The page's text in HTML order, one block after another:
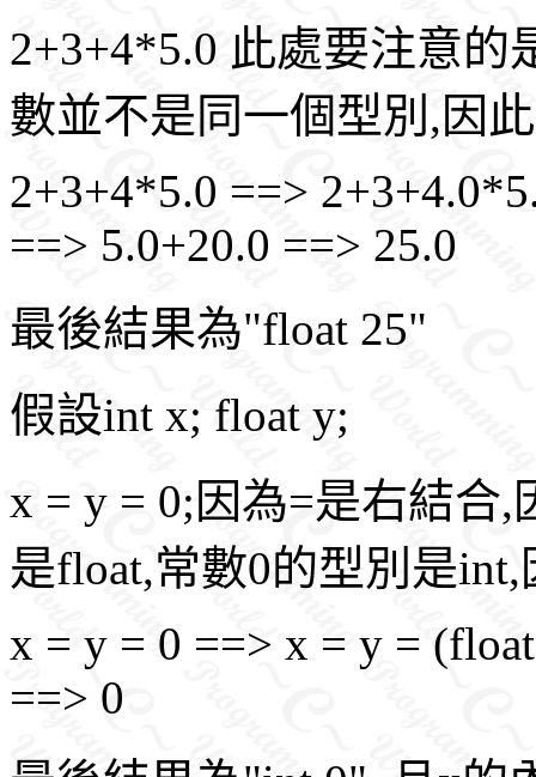
2+3+4*5.0 此處要注意的
數並不是同一個型別,因
2+3+4*5.0 ==>
==> 5.0+20.0 ==> 25.0
最後結果為"float 25"
假設int x; float y;
x = y = 0;因為=是右結合
是float,常數0的型別是
x = y = 0 ==> x = y =
==> 0